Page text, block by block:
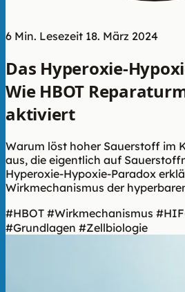
6 Min. Lesezeit 18. März 2024
Das Hyperoxie-
Wie HBOT
aktiviert
Warum löst hoher Sauerstoff im
aus, die eigentlich auf
Hyperoxie-Hypoxie-Paradox
Wirkmechanismus der
#HBOT #Wirkmechanismus
#Grundlagen #Zellbiologie